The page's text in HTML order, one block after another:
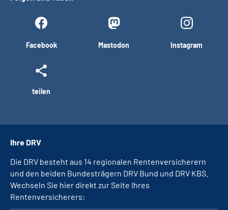
Facebook Mastodon Instagram
teilen
Ihre DRV
Die DRV besteht aus 14 regionalen Rentenversicherern
und den beiden Bundesträgern DRV Bund und DRV KBS.
Wechseln Sie hier direkt zur Seite Ihres
Rentenversicherers: